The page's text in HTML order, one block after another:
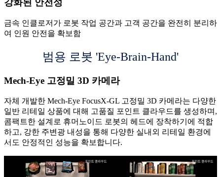
강화된 안전성
금속 인클로저가 로봇 작업 공간과 고객 공간을 완전히 분리하
여 인원 안전을 확보함
범용 로봇 'Eye-Brain-Hand'
Mech-Eye 고정밀 3D 카메라
자체 개발한 Mech-Eye FocusX-GL 고정밀 3D 카메라는 다양한
일반 리테일 상품에 대해 고품질 포인트 클라우드를 생성하며,
콤팩트한 설계로 휴머노이드 로봇의 헤드에 장착하기에 적합
하고, 강한 주변광 내성을 통해 다양한 실내외 리테일 환경에
서도 안정적인 성능을 확보합니다.